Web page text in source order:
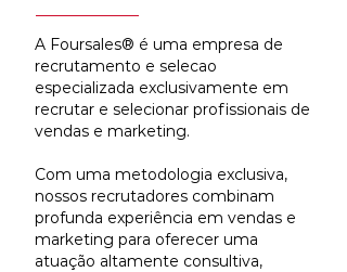
A Foursales® é uma empresa de
recrutamento e selecao
especializada exclusivamente em
recrutar e selecionar profissionais de
vendas e marketing.
Com uma metodologia exclusiva,
nossos recrutadores combinam
profunda experiência em vendas e
marketing para oferecer uma
atuação altamente consultiva,